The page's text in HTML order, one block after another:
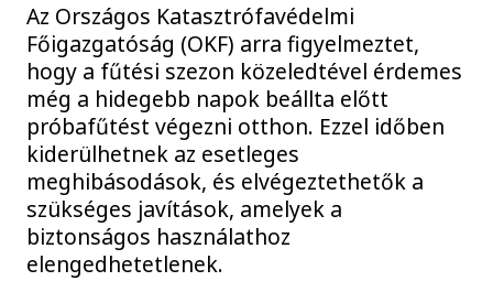
Az Országos Katasztrófavédelmi
Főigazgatóság (OKF) arra figyelmeztet,
hogy a fűtési szezon közeledtével érdemes
még a hidegebb napok beállta előtt
próbafűtést végezni otthon. Ezzel időben
kiderülhetnek az esetleges
meghibásodások, és elvégeztethetők a
szükséges javítások, amelyek a
biztonságos használathoz
elengedhetetlenek.